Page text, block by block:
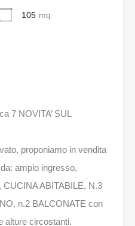
105 mq
7 NOVITA’ SUL
proponiamo in vendita
ampio ingresso,
ABITABILE, N.3
n.2 BALCONATE con
alture circostanti.